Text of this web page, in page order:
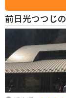
がほどこされ、柱な
前日光つつじ